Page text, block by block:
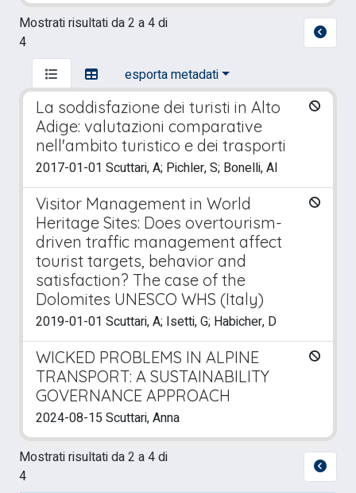
Mostrati risultati da 2 a 4 di
4
esporta metadati
La soddisfazione dei turisti in Alto
Adige: valutazioni comparative
nell'ambito turistico e dei trasporti
2017-01-01 Scuttari, A; Pichler, S; Bonelli, Al
Visitor Management in World
Heritage Sites: Does overtourism-
driven traffic management affect
tourist targets, behavior and
satisfaction? The case of the
Dolomites UNESCO WHS (Italy)
2019-01-01 Scuttari, A; Isetti, G; Habicher, D
WICKED PROBLEMS IN ALPINE
TRANSPORT: A SUSTAINABILITY
GOVERNANCE APPROACH
2024-08-15 Scuttari, Anna
Mostrati risultati da 2 a 4 di
4